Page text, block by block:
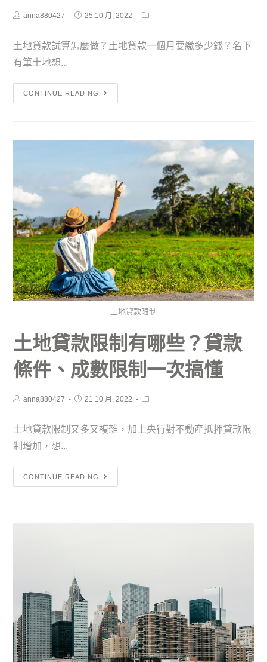
anna880427 25 10 月, 2022
土地貸款試算怎麼做？土地貸款一個月要繳多少錢？名下
有筆土地想...
CONTINUE READING
土地貸款限制
土地貸款限制有哪些？貸款
條件、成數限制一次搞懂
anna880427 21 10 月, 2022
土地貸款限制又多又複雜，加上央行對不動產抵押貸款限
制增加，想...
CONTINUE READING